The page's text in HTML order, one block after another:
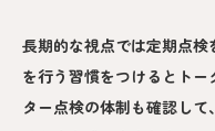
長期的な視点では定期点
を行う習慣をつけるとト
ター点検の体制も確認し